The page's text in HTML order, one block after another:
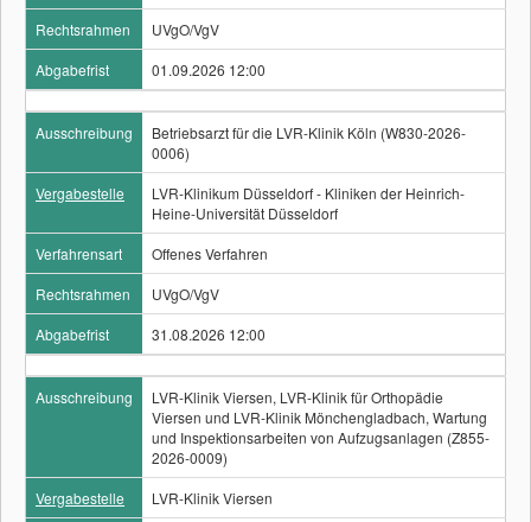
Rechtsrahmen
UVgO/VgV
Abgabefrist
01.09.2026 12:00
Ausschreibung
Betriebsarzt für die LVR-Klinik Köln (W830-2026-
0006)
Vergabestelle
LVR-Klinikum Düsseldorf - Kliniken der Heinrich-
Heine-Universität Düsseldorf
Verfahrensart
Offenes Verfahren
Rechtsrahmen
UVgO/VgV
Abgabefrist
31.08.2026 12:00
Ausschreibung
LVR-Klinik Viersen, LVR-Klinik für Orthopädie
Viersen und LVR-Klinik Mönchengladbach, Wartung
und Inspektionsarbeiten von Aufzugsanlagen (Z855-
2026-0009)
Vergabestelle
LVR-Klinik Viersen